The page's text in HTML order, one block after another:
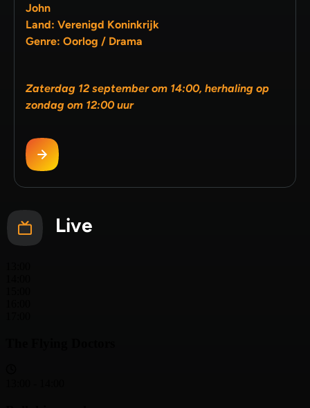
John
Land: Verenigd Koninkrijk
Genre: Oorlog / Drama
Zaterdag 12 september om 14:00, herhaling op
zondag om 12:00 uur
Live